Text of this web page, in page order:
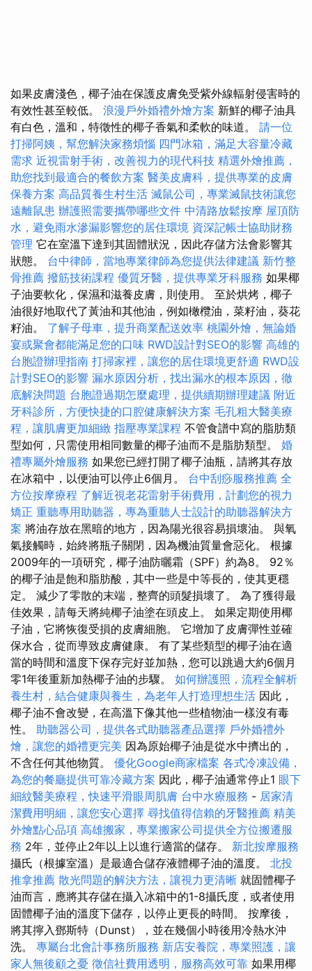
如果皮膚淺色，椰子油在保護皮膚免受紫外線輻射侵害時的
有效性甚至較低。 浪漫戶外婚禮外燴方案 新鮮的椰子油具
有白色，溫和，特徵性的椰子香氣和柔軟的味道。 請一位
打掃阿姨，幫您解決家務煩惱 四門冰箱，滿足大容量冷藏
需求 近視雷射手術，改善視力的現代科技 精選外燴推薦，
助您找到最適合的餐飲方案 醫美皮膚科，提供專業的皮膚
保養方案 高品質養生村生活 滅鼠公司，專業滅鼠技術讓您
遠離鼠患 辦護照需要攜帶哪些文件 中清路放鬆按摩 屋頂防
水，避免雨水滲漏影響您的居住環境 資深記帳士協助財務
管理 它在室溫下達到其固體狀況，因此存儲方法會影響其
狀態。 台中律師，當地專業律師為您提供法律建議 新竹整
骨推薦 撥筋技術課程 優質牙醫，提供專業牙科服務 如果椰
子油要軟化，保濕和滋養皮膚，則使用。 至於烘烤，椰子
油很好地取代了黃油和其他油，例如橄欖油，菜籽油，葵花
籽油。 了解子母車，提升商業配送效率 桃園外燴，無論婚
宴或聚會都能滿足您的口味 RWD設計對SEO的影響 高雄的
台胞證辦理指南 打掃家裡，讓您的居住環境更舒適 RWD設
計對SEO的影響 漏水原因分析，找出漏水的根本原因，徹
底解決問題 台胞證過期怎麼處理，提供續期辦理建議 附近
牙科診所，方便快捷的口腔健康解決方案 毛孔粗大醫美療
程，讓肌膚更加細緻 指壓專業課程 不管食譜中寫的脂肪類
型如何，只需使用相同數量的椰子油而不是脂肪類型。 婚
禮專屬外燴服務 如果您已經打開了椰子油瓶，請將其存放
在冰箱中，以便油可以停止6個月。 台中刮痧服務推薦 全
方位按摩療程 了解近視老花雷射手術費用，計劃您的視力
矯正 重聽專用助聽器，專為重聽人士設計的助聽器解決方
案 將油存放在黑暗的地方，因為陽光很容易損壞油。 與氧
氣接觸時，始終將瓶子關閉，因為機油質量會惡化。 根據
2009年的一項研究，椰子油防曬霜（SPF）約為8。 92％
的椰子油是飽和脂肪酸，其中一些是中等長的，使其更穩
定。 減少了零散的末端，整齊的頭髮損壞了。 為了獲得最
佳效果，請每天將純椰子油塗在頭皮上。 如果定期使用椰
子油，它將恢復受損的皮膚細胞。 它增加了皮膚彈性並確
保水合，從而導致皮膚健康。 有了某些類型的椰子油在適
當的時間和溫度下保存完好並加熱，您可以跳過大約6個月
零1年後重新加熱椰子油的步驟。 如何辦護照，流程全解析
養生村，結合健康與養生，為老年人打造理想生活 因此，
椰子油不會改變，在高溫下像其他一些植物油一樣沒有毒
性。 助聽器公司，提供各式助聽器產品選擇 戶外婚禮外
燴，讓您的婚禮更完美 因為原始椰子油是從水中擠出的，
不含任何其他物質。 優化Google商家檔案 各式冷凍設備，
為您的餐廳提供可靠冷藏方案 因此，椰子油通常停止1 眼下
細紋醫美療程，快速平滑眼周肌膚 台中水療服務 - 居家清
潔費用明細，讓您安心選擇 尋找值得信賴的牙醫推薦 精美
外燴點心品項 高雄搬家，專業搬家公司提供全方位搬遷服
務 2年，並停止2年以上以進行適當的儲存。 新北按摩服務
攝氏（根據室溫）是最適合儲存液體椰子油的溫度。 北投
推拿推薦 散光問題的解決方法，讓視力更清晰 就固體椰子
油而言，應將其存儲在攝入冰箱中的1-8攝氏度，或者使用
固體椰子油的溫度下儲存，以停止更長的時間。 按摩後，
將其擰入鄧斯特（Dunst），並在幾個小時後用冷熱水沖
洗。 專屬台北會計事務所服務 新店安養院，專業照護，讓
家人無後顧之憂 徵信社費用透明，服務高效可靠 如果用椰